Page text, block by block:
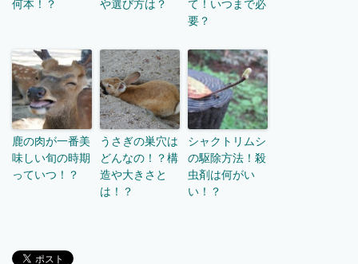
何本！？ や選び方は？
て！いつまで必
要？
鹿の肉が一番美
味しい旬の時期
っていつ！？
うさぎの巣穴は
どんなの！？構
造や大きさと
は！？
シャクトリムシ
の駆除方法！殺
虫剤は何がい
い！？